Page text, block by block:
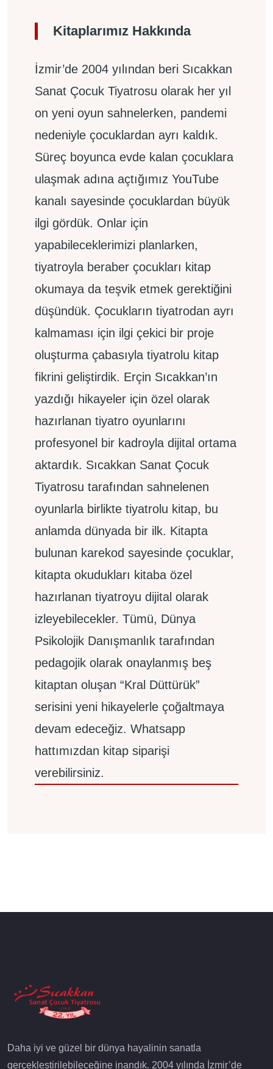
Kitaplarımız Hakkında
İzmir’de 2004 yılından beri Sıcakkan
Sanat Çocuk Tiyatrosu olarak her yıl
on yeni oyun sahnelerken, pandemi
nedeniyle çocuklardan ayrı kaldık.
Süreç boyunca evde kalan çocuklara
ulaşmak adına açtığımız YouTube
kanalı sayesinde çocuklardan büyük
ilgi gördük. Onlar için
yapabileceklerimizi planlarken,
tiyatroyla beraber çocukları kitap
okumaya da teşvik etmek gerektiğini
düşündük. Çocukların tiyatrodan ayrı
kalmaması için ilgi çekici bir proje
oluşturma çabasıyla tiyatrolu kitap
fikrini geliştirdik. Erçin Sıcakkan’ın
yazdığı hikayeler için özel olarak
hazırlanan tiyatro oyunlarını
profesyonel bir kadroyla dijital ortama
aktardık. Sıcakkan Sanat Çocuk
Tiyatrosu tarafından sahnelenen
oyunlarla birlikte tiyatrolu kitap, bu
anlamda dünyada bir ilk. Kitapta
bulunan karekod sayesinde çocuklar,
kitapta okudukları kitaba özel
hazırlanan tiyatroyu dijital olarak
izleyebilecekler. Tümü, Dünya
Psikolojik Danışmanlık tarafından
pedagojik olarak onaylanmış beş
kitaptan oluşan “Kral Düttürük”
serisini yeni hikayelerle çoğaltmaya
devam edeceğiz. Whatsapp
hattımızdan kitap siparişi
verebilirsiniz.
Daha iyi ve güzel bir dünya hayalinin sanatla
gerçekleştirilebileceğine inandık. 2004 yılında İzmir’de